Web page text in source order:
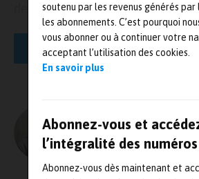
soutenu par les revenus générés
les abonnements. C’est pourquoi
vous abonner ou à continuer votre
acceptant l’utilisation des cookies.
En savoir plus
Abonnez-vous et
l’intégralité des numéros
Abonnez-vous dès maintenant et
des simulations CFD
numérique) complexes,
comme trop longues et trop
Manufacturing Intelligence du
analysée plus en détail et avec
d’itérations bien plus grand, en
simulations de haute
des semi-conducteurs de pointe,
LIRE LA SUITE
L'AUTEUR
Olivier Guillon – MRJ